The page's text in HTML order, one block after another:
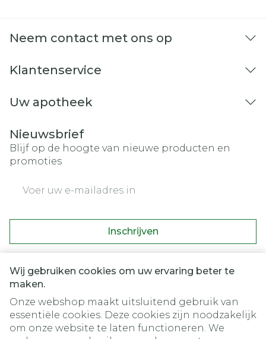
Wij gebruiken cookies om uw ervaring beter te
maken.
Onze webshop maakt uitsluitend gebruik van
essentiële cookies. Deze cookies zijn noodzakelijk
om onze website te laten functioneren. We
Neem contact met ons op
Klantenservice
Uw apotheek
Nieuwsbrief
Blijf op de hoogte van nieuwe producten en
promoties
Inschrijven
nieuwsbrief en gaat u akkoord met onzeprivacy policy